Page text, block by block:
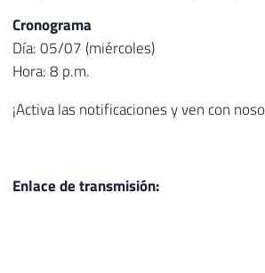
Cronograma
Día: 05/07 (miércoles)
Hora: 8 p.m.
¡Activa las notificaciones y ven con
Enlace de transmisión: